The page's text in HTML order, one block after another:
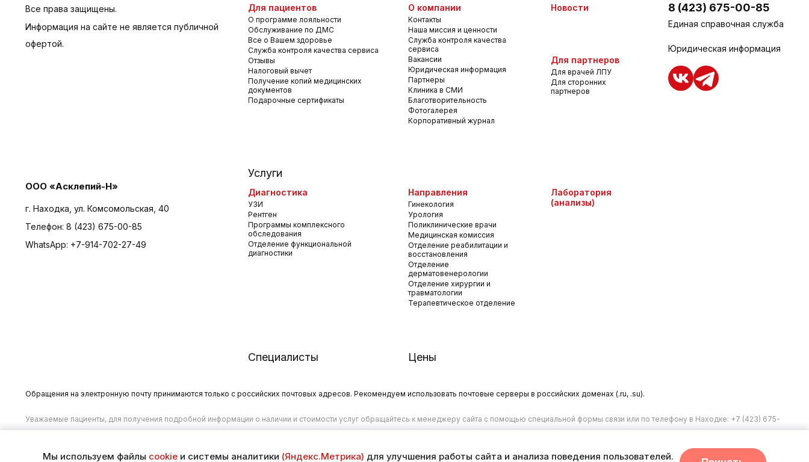
Все права защищены.
Информация на сайте не является публичной
офертой.
ООО «Асклепий-Н»
г. Находка, ул. Комсомольская, 40
Телефон: 8 (423) 675-00-85
WhatsApp: +7-914-702-27-49
Для пациентов
О программе лояльности
Обслуживание по ДМС
Все о Вашем здоровье
Служба контроля качества сервиса
Отзывы
Налоговый вычет
Получение копий медицинских
документов
Подарочные сертификаты
О компании
Контакты
Наша миссия и ценности
Служба контроля качества
сервиса
Вакансии
Юридическая информация
Партнеры
Клиника в СМИ
Благотворительность
Фотогалерея
Корпоративный журнал
Новости
Для партнеров
Для врачей ЛПУ
Для сторонних
партнеров
Услуги
Диагностика
УЗИ
Рентген
Программы комплексного
обследования
Отделение функциональной
диагностики
Направления
Гинекология
Урология
Поликлинические врачи
Медицинская комиссия
Отделение реабилитации и
восстановления
Отделение
дерматовенерологии
Отделение хирургии и
травматологии
Терапевтическое отделение
Лаборатория
(анализы)
Специалисты Цены
8 (423) 675-00-85
Единая справочная служба
Юридическая информация
Обращения на электронную почту принимаются только с российских почтовых адресов. Рекомендуем использовать почтовые серверы в российских доменах (.ru, .su).
Уважаемые пациенты, для получения подробной информации о наличии и стоимости услуг обращайтесь к менеджеру сайта с помощью специальной формы связи или по телефону в Находке: +7 (423) 675-
Мы используем файлы cookie и системы аналитики (Яндекс.Метрика) для улучшения работы сайта и анализа поведения пользователей.